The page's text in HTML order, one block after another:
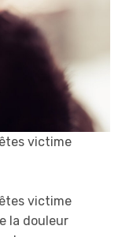
victime
victime
la douleur